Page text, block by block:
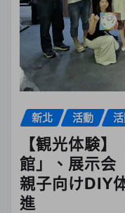
新北 活動
【観光体験
館」、展示会
親子向けDIY
進